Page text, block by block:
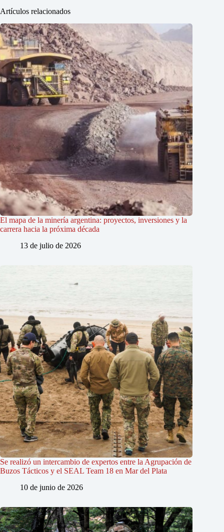
Artículos relacionados
El mapa de la minería argentina: proyectos, inversiones y la
carrera hacia la próxima década
13 de julio de 2026
Se realizó un intercambio de expertos entre la Agrupación de
Buzos Tácticos y el SEAL Team 18 en Mar del Plata
10 de junio de 2026